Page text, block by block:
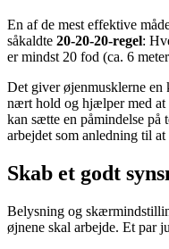
En af de mest effektive
såkaldte 20-20-20-regel:
er mindst 20 fod (ca. 6
Det giver øjenmusklerne en
nært hold og hjælper med at
kan sætte en påmindelse på
arbejdet som anledning til
Skab et godt
Belysning og
øjnene skal arbejde. Et par